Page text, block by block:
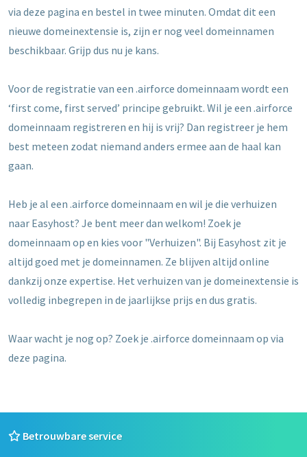
via deze pagina en bestel in twee minuten. Omdat dit een
nieuwe domeinextensie is, zijn er nog veel domeinnamen
beschikbaar. Grijp dus nu je kans.
Voor de registratie van een .airforce domeinnaam wordt een
‘first come, first served’ principe gebruikt. Wil je een .airforce
domeinnaam registreren en hij is vrij? Dan registreer je hem
best meteen zodat niemand anders ermee aan de haal kan
gaan.
Heb je al een .airforce domeinnaam en wil je die verhuizen
naar Easyhost? Je bent meer dan welkom! Zoek je
domeinnaam op en kies voor "Verhuizen". Bij Easyhost zit je
altijd goed met je domeinnamen. Ze blijven altijd online
dankzij onze expertise. Het verhuizen van je domeinextensie is
volledig inbegrepen in de jaarlijkse prijs en dus gratis.
Waar wacht je nog op? Zoek je .airforce domeinnaam op via
deze pagina.
Betrouwbare service